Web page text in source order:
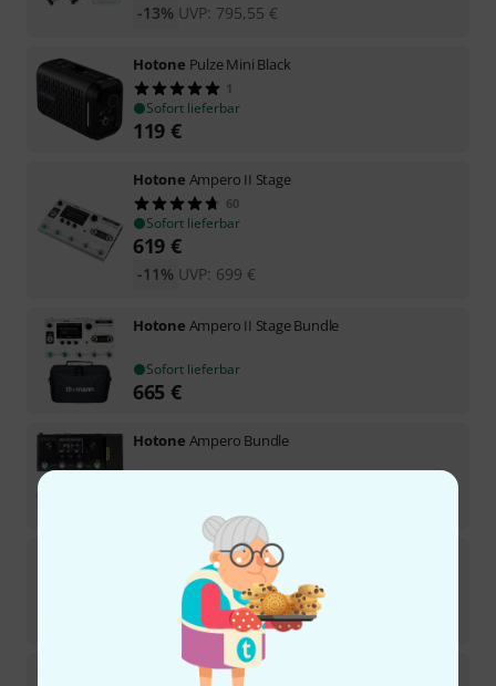
UVP: 795,55 €
-13%
Hotone Pulze Mini Black
1
Sofort lieferbar
119 €
Hotone Ampero II Stage
60
Sofort lieferbar
619 €
UVP: 699 €
-11%
Hotone Ampero II Stage Bundle
Sofort lieferbar
665 €
Hotone Ampero Bundle
Ampero II Stage Case Bundle
Sofort lieferbar
€
Ampero Mini Vanilla Bundle